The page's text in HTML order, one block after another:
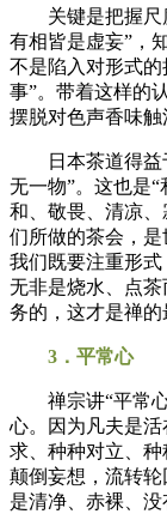
关键是把握尺
有相皆是虚妄”，
不是陷入对形式
事”。带着这样的
摆脱对色声香味触
日本茶道得益
无一物”。这也是
和、敬畏、清凉
们所做的茶会，
我们既要注重形
无非是烧水、点
务的，这才是禅的
3．平常心
禅宗讲“平常心
心。因为凡夫是
求、种种对立、
颠倒妄想，流转轮
是清净、赤裸、